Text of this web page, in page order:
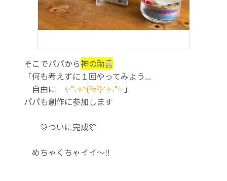
そこでパパから神の助言
「何も考えずに１回やってみよう...
自由に ✨°˖✧◝(⁰▿⁰)◜✧˖°✨ 」
パパも創作に参加します
🎊ついに完成🎊
めちゃくちゃイイ～‼